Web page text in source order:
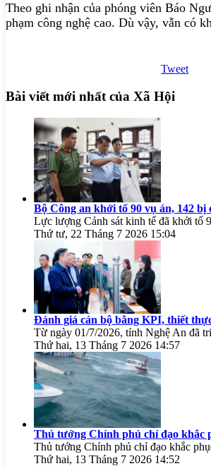
Theo ghi nhận của phóng viên Báo
phạm công nghệ cao. Dù vậy, vẫn có
Tweet
Bài viết mới nhất của Xã Hội
Bộ Công an khởi tố 90 vụ án, 142
Lực lượng Cảnh sát kinh tế đã khởi tố
Thứ tư, 22 Tháng 7 2026 15:04
Đánh giá cán bộ bằng KPI, thiết
Từ ngày 01/7/2026, tỉnh Nghệ An đã
Thứ hai, 13 Tháng 7 2026 14:57
Thủ tướng Chính phủ chỉ đạo khắc
Thủ tướng Chính phủ chỉ đạo khắc
Thứ hai, 13 Tháng 7 2026 14:52